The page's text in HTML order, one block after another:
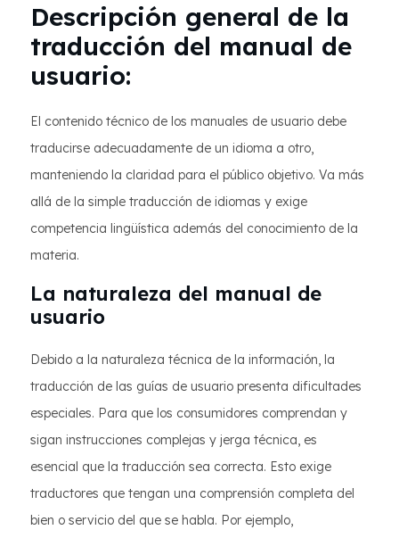
Descripción general de la
traducción del manual de
usuario:
El contenido técnico de los manuales de usuario debe
traducirse adecuadamente de un idioma a otro,
manteniendo la claridad para el público objetivo. Va más
allá de la simple traducción de idiomas y exige
competencia lingüística además del conocimiento de la
materia.
La naturaleza del manual de
usuario
Debido a la naturaleza técnica de la información, la
traducción de las guías de usuario presenta dificultades
especiales. Para que los consumidores comprendan y
sigan instrucciones complejas y jerga técnica, es
esencial que la traducción sea correcta. Esto exige
traductores que tengan una comprensión completa del
bien o servicio del que se habla. Por ejemplo,